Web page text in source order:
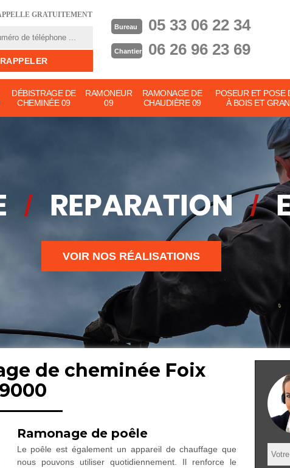
GRATUITEMENT
Bureau 05 33 06 22 34
Chantier 06 26 96 23 69
DÉBISTRAGE DE
CHEMINÉE 09
RAMONEUR
09
RAMONAGE DE
CHAUDIÈRE 09
POSEUR ET POSE
À BOIS ET
VOIR NOS RÉALISATIONS
de cheminée Foix
Ramonage de poêle
Le poêle est également un appareil de chauffage que
nous pouvons utiliser quotidiennement. Il renforce le